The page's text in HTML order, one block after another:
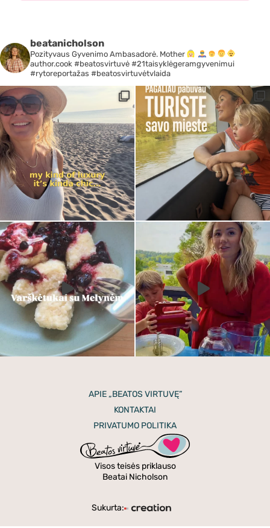
beatanicholson
Pozityvaus Gyvenimo Ambasadorė. Mother
author.cook #beatosvirtuvė #21taisyklėgeramgyvenimui
#rytoreportažas #beatosvirtuvėtvlaida
APIE „BEATOS VIRTUVĘ”
KONTAKTAI
PRIVATUMO POLITIKA
Visos teisės priklauso
Beatai Nicholson
Sukurta: